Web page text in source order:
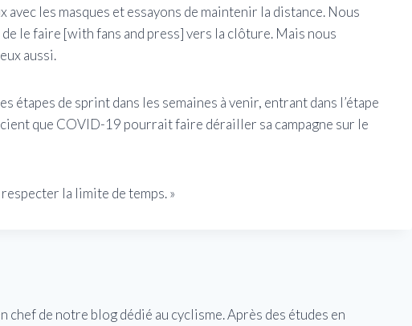
avec les masques et essayons de maintenir la distance. Nous
de le faire [with fans and press] vers la clôture. Mais nous
aussi.
étapes de sprint dans les semaines à venir, entrant dans l’étape
que COVID-19 pourrait faire dérailler sa campagne sur le
respecter la limite de temps. »
chef de notre blog dédié au cyclisme. Après des études en